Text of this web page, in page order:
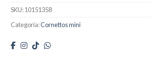
SKU:10151358
Categoría:Cornettos mini